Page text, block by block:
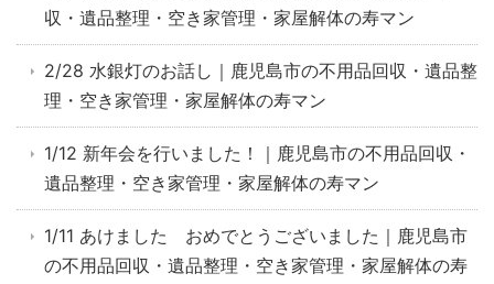
収・遺品整理・空き家管理・家屋解体の寿マン
2/28 水銀灯のお話し｜鹿児島市の不用品回収・遺品整
理・空き家管理・家屋解体の寿マン
1/12 新年会を行いました！｜鹿児島市の不用品回収・
遺品整理・空き家管理・家屋解体の寿マン
1/11 あけました おめでとうございました｜鹿児島市
の不用品回収・遺品整理・空き家管理・家屋解体の寿